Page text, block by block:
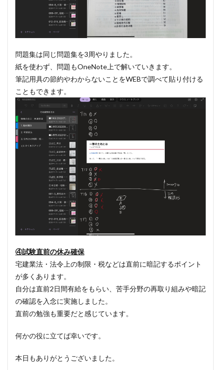
問題集は同じ問題集を3周やりました。
紙を使わず、問題もOneNote上で解いていきます。
筆記用具の節約やわからないことをWEBで調べて貼り付ける
こともできます。
④試験直前の休み確保
宅建業法・法令上の制限・税などは直前に暗記するポイント
が多くあります。
自分は直前2日間有給をもらい、苦手分野の再取り組みや暗記
の確認を入念に実施しました。
直前の勉強も重要だと感じています。
何かの役に立てば幸いです。
本日もありがとうございました。